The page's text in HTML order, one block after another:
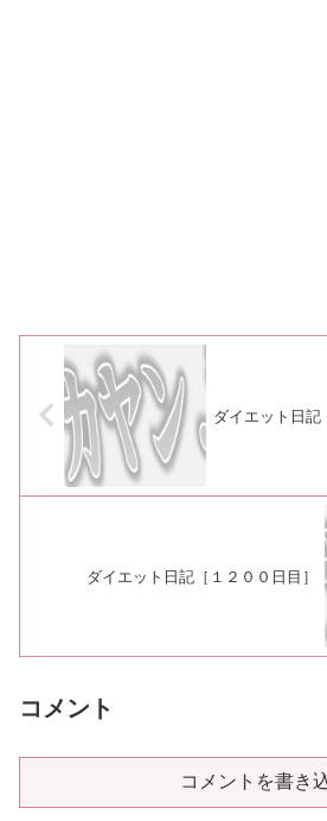
ダイエット日記
ダイエット日記［１２００日目］
コメント
コメントを書き